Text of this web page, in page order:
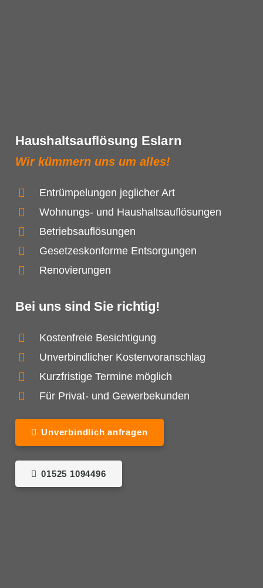
Haushaltsauflösung Eslarn
Wir kümmern uns um alles!
Entrümpelungen jeglicher Art
Wohnungs- und Haushaltsauflösungen
Betriebsauflösungen
Gesetzeskonforme Entsorgungen
Renovierungen
Bei uns sind Sie richtig!
Kostenfreie Besichtigung
Unverbindlicher Kostenvoranschlag
Kurzfristige Termine möglich
Für Privat- und Gewerbekunden
Unverbindlich anfragen
01525 1094496